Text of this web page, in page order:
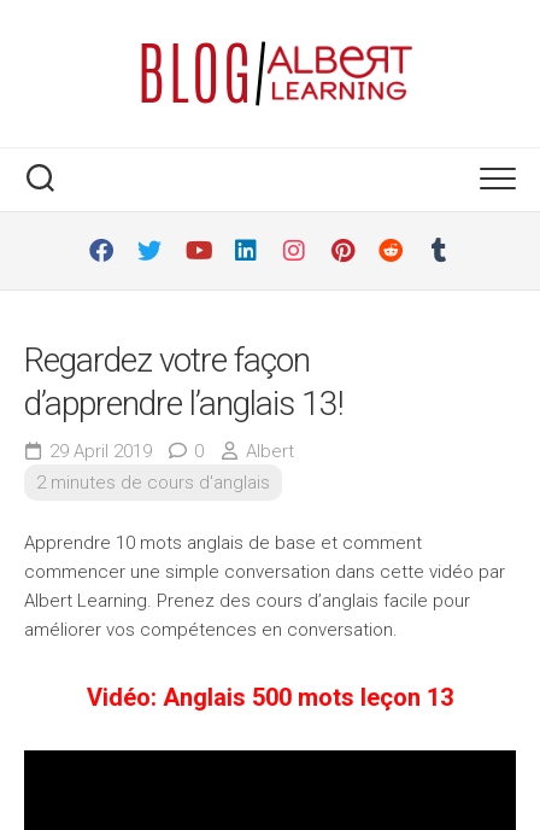
Regardez votre façon
d’apprendre l’anglais 13!
29 April 2019 0
Albert
2 minutes de cours d'anglais
Apprendre 10 mots anglais de base et comment
commencer une simple conversation dans cette vidéo par
Albert Learning. Prenez des cours d’anglais facile pour
améliorer vos compétences en conversation.
Vidéo: Anglais 500 mots leçon 13